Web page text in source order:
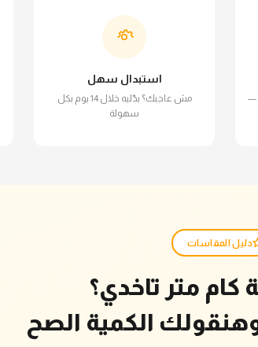
—
استبدال سهل
مش عاجبك؟ بدّليه خلال 14 يوم بكل
سهولة
دليل المقاسات
متر تاخدي؟
الكمية الصح